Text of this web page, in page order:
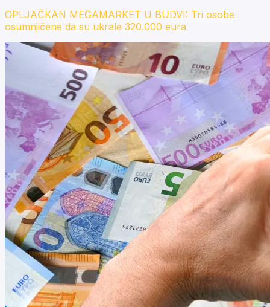
OPLJAČKAN MEGAMARKET U BUDVI: Tri osobe
osumnjičene da su ukrale 320.000 eura